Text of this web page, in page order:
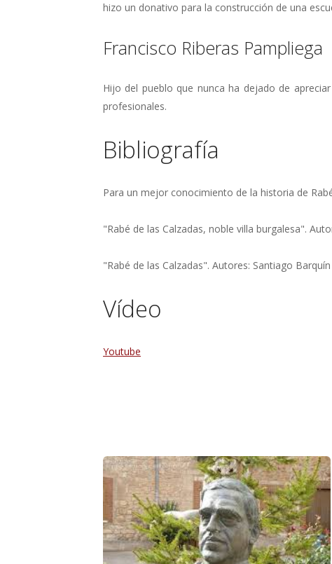
hizo un donativo para la construcción de una
Francisco Riberas Pampliega
Hijo del pueblo que nunca ha dejado de
profesionales.
Bibliografía
Para un mejor conocimiento de la historia de
"Rabé de las Calzadas, noble villa burgalesa".
"Rabé de las Calzadas". Autores: Santiago
Vídeo
Youtube